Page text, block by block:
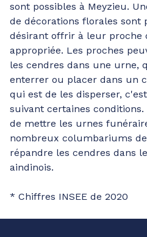
sont possibles à Meyzieu.
de décorations florales sont
désirant offrir à leur proche
appropriée. Les proches
les cendres dans une urne,
enterrer ou placer dans un
qui est de les disperser,
suivant certaines
de mettre les urnes
nombreux columbariums
répandre les cendres dans
aindinois.
* Chiffres INSEE de 2020